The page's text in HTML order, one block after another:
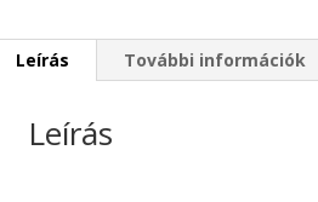
Leírás További információk
Leírás